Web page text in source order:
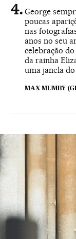
George
poucas
nas
anos no seu
celebração
da rainha
uma janela
MAX MUMBY